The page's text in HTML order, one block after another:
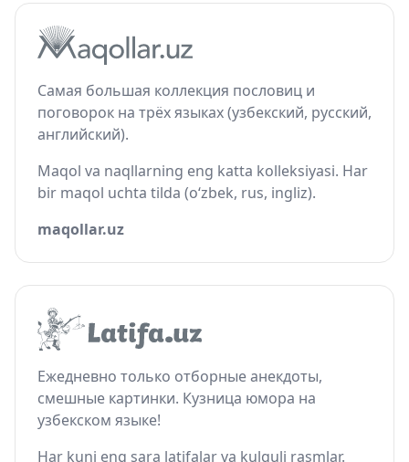
Самая большая коллекция пословиц и
поговорок на трёх языках (узбекский, русский,
английский).
Maqol va naqllarning eng katta kolleksiyasi. Har
bir maqol uchta tilda (o‘zbek, rus, ingliz).
maqollar.uz
Ежедневно только отборные анекдоты,
смешные картинки. Кузница юмора на
узбекском языке!
Har kuni eng sara latifalar va kulguli rasmlar.